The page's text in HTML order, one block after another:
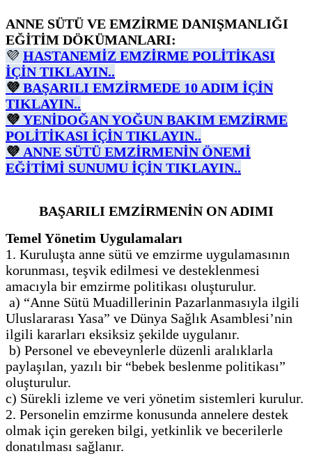
ANNE SÜTÜ VE EMZİRME DANIŞMANLIĞI
EĞİTİM DÖKÜMANLARI:
💜 HASTANEMİZ EMZİRME POLİTİKASI
İÇİN TIKLAYIN..
💜 BAŞARILI EMZİRMEDE 10 ADIM İÇİN
TIKLAYIN..
💜 YENİDOĞAN YOĞUN BAKIM EMZİRME
POLİTİKASI İÇİN TIKLAYIN..
💜 ANNE SÜTÜ EMZİRMENİN ÖNEMİ
EĞİTİMİ SUNUMU İÇİN TIKLAYIN..
BAŞARILI EMZİRMENİN ON ADIMI
Temel Yönetim Uygulamaları
1. Kuruluşta anne sütü ve emzirme uygulamasının
korunması, teşvik edilmesi ve desteklenmesi
amacıyla bir emzirme politikası oluşturulur.
a) “Anne Sütü Muadillerinin Pazarlanmasıyla ilgili
Uluslararası Yasa” ve Dünya Sağlık Asamblesi’nin
ilgili kararları eksiksiz şekilde uygulanır.
b) Personel ve ebeveynlerle düzenli aralıklarla
paylaşılan, yazılı bir “bebek beslenme politikası”
oluşturulur.
c) Sürekli izleme ve veri yönetim sistemleri kurulur.
2. Personelin emzirme konusunda annelere destek
olmak için gereken bilgi, yetkinlik ve becerilerle
donatılması sağlanır.